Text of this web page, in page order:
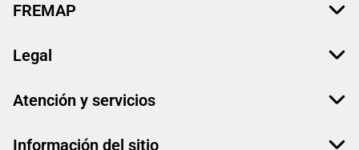
FREMAP
Legal
Atención y servicios
Información del sitio